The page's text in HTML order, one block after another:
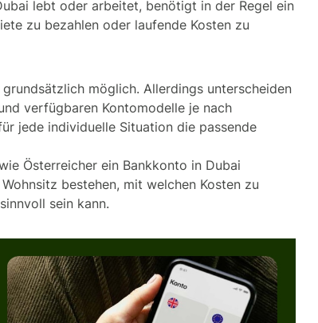
lebt oder arbeitet, benötigt in der Regel ein
zu bezahlen oder laufende Kosten zu
möglich. Allerdings unterscheiden
verfügbaren Kontomodelle je nach
jede individuelle Situation die passende
Österreicher ein Bankkonto in Dubai
bestehen, mit welchen Kosten zu
sinnvoll sein kann.